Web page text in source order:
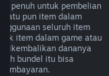
penuh untuk pembelian
satu pun item dalam
seluruh item
item dalam game atau
dikembalikan dananya
bundel itu bisa